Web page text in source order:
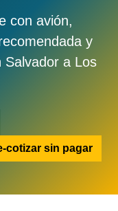
con avión,
y
Salvador a Los
cotizar sin pagar